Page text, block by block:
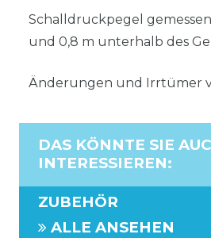
Schalldruckpegel
und 0,8 m unterhalb des
Änderungen und Irrtümer
DAS KÖNNTE SIE
INTERESSIEREN:
ZUBEHÖR
ALLE ANSEHEN